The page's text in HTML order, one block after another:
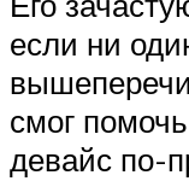
если ни
смог
девайс по-